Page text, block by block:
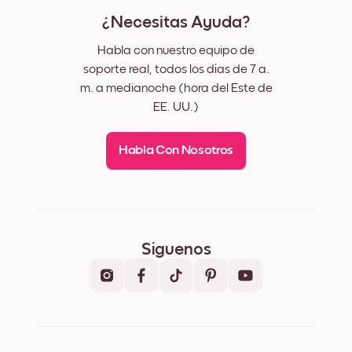
¿Necesitas Ayuda?
Habla con nuestro equipo de
soporte real, todos los días de 7 a.
m. a medianoche (hora del Este de
EE. UU.)
Habla Con Nosotros
Síguenos